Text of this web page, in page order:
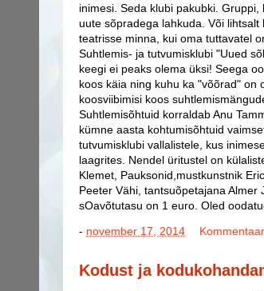
inimesi. Seda klubi pakubki.
uute sõpradega lahkuda. Või
teatrisse minna, kui oma tuttavatel
Suhtlemis- ja tutvumisklubi "Uued
keegi ei peaks olema üksi! Seega
koos käia ning kuhu ka "võõrad" on
koosviibimisi koos
Suhtlemisõhtuid korraldab Anu
kümne aasta kohtumisõhtuid
tutvumisklubi vallalistele, kus
laagrites. Nendel üritustel on
Klemet, Pauksonid,mustkunstnik
Peeter Vähi, tantsuõpetajana Almer
sOavõtutasu on 1 euro. Oled
- november 17, 2014
Kodust ja